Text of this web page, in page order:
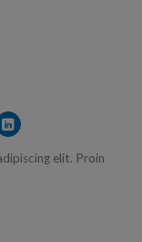
elit. Proin